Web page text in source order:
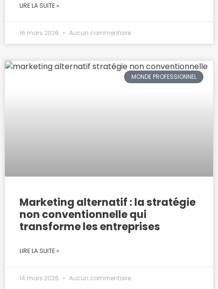
LIRE LA SUITE »
16 mars 2026 Aucun commentaire
MONDE PROFESSIONNEL
Marketing alternatif : la stratégie
non conventionnelle qui
transforme les entreprises
LIRE LA SUITE »
14 mars 2026 Aucun commentaire